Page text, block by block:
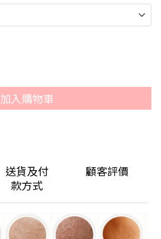
加入購物車
送貨及付
款方式
顧客評價